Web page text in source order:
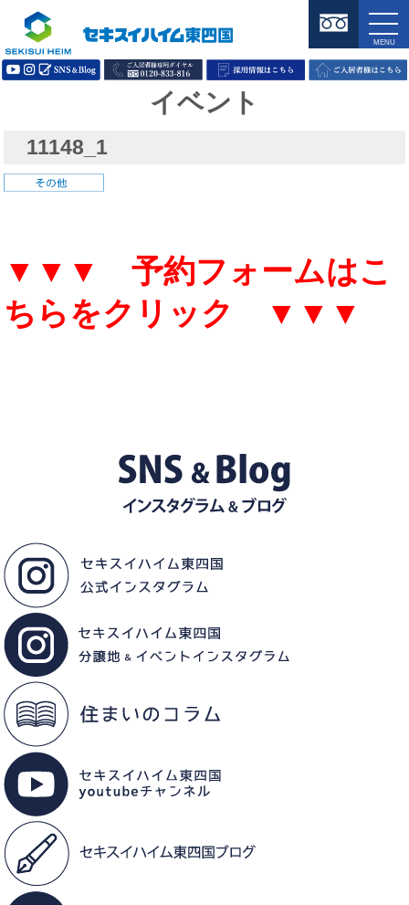
イベント
11148_1
▼▼▼ 予約フォームはこ
ちらをクリック ▼▼▼